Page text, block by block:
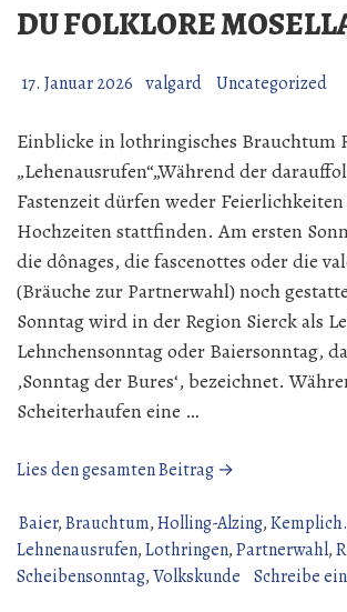
DU FOLKLORE
17. Januar 2026 valgard Uncategorized
Einblicke in lothringisches Brauchtum
„Lehenausrufen“„Während der
Fastenzeit dürfen weder
Hochzeiten stattfinden. Am ersten
die dônages, die fascenottes oder die
(Bräuche zur Partnerwahl) noch
Sonntag wird in der Region Sierck als
Lehnchensonntag oder Baiersonntag,
‚Sonntag der Bures‘, bezeichnet.
Scheiterhaufen eine …
Lies den gesamten Beitrag →
DU
FOLKLORE
MOSELLAN
Baier,Brauchtum,Holling-Alzing,Kemplich.
Lehnenausrufen,Lothringen,Partnerwahl,
Scheibensonntag,Volkskunde Schreibe